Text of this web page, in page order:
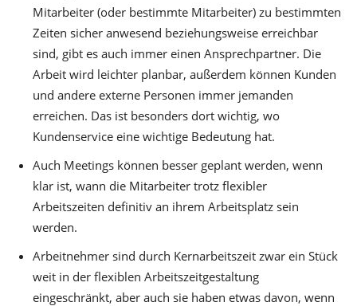
Mitarbeiter (oder bestimmte Mitarbeiter) zu bestimmten
Zeiten sicher anwesend beziehungsweise erreichbar
sind, gibt es auch immer einen Ansprechpartner. Die
Arbeit wird leichter planbar, außerdem können Kunden
und andere externe Personen immer jemanden
erreichen. Das ist besonders dort wichtig, wo
Kundenservice eine wichtige Bedeutung hat.
Auch Meetings können besser geplant werden, wenn
klar ist, wann die Mitarbeiter trotz flexibler
Arbeitszeiten definitiv an ihrem Arbeitsplatz sein
werden.
Arbeitnehmer sind durch Kernarbeitszeit zwar ein Stück
weit in der flexiblen Arbeitszeitgestaltung
eingeschränkt, aber auch sie haben etwas davon, wenn